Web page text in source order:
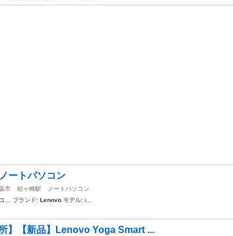
ートパソコン
市 松ヶ崎駅
ノートパソコン
… ブランド: Lenovo モデル: i…
】​【新品】Lenovo Yoga Smart ...